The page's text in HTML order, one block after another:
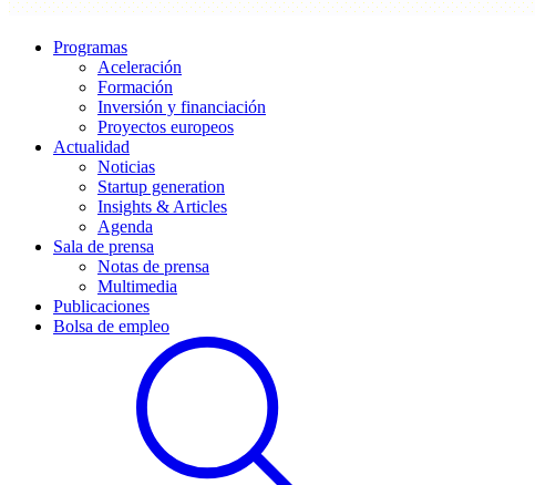
Programas
Aceleración
Formación
Inversión y financiación
Proyectos europeos
Actualidad
Noticias
Startup generation
Insights & Articles
Agenda
Sala de prensa
Notas de prensa
Multimedia
Publicaciones
Bolsa de empleo